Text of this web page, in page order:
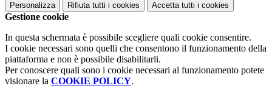
Personalizza Rifiuta tutti i cookies Accetta tutti i cookies
Gestione cookie
In questa schermata è possibile scegliere quali cookie consentire.
I cookie necessari sono quelli che consentono il funzionamento della
piattaforma e non è possibile disabilitarli.
Per conoscere quali sono i cookie necessari al funzionamento potete
visionare la COOKIE POLICY.